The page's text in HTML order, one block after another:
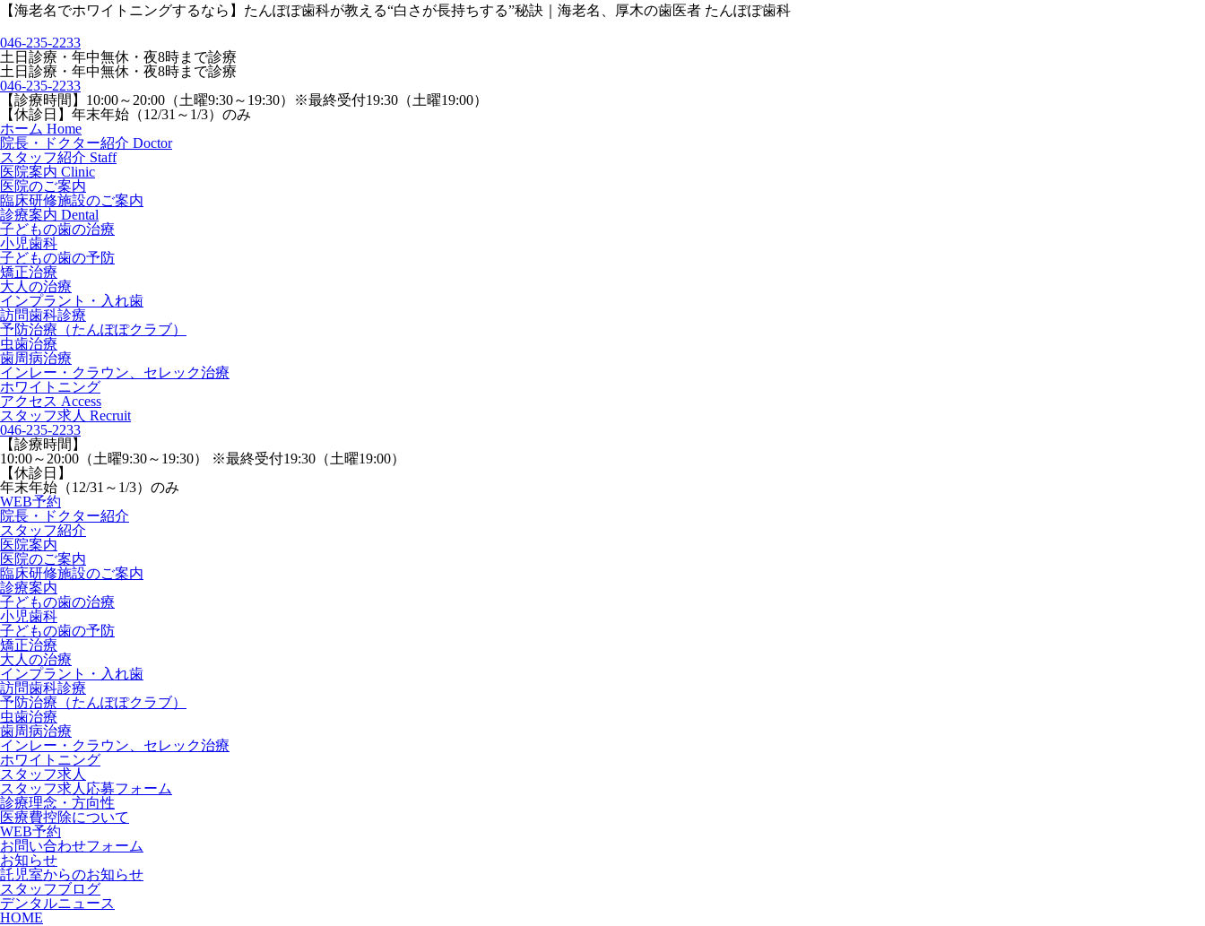
【海老名でホワイトニングするなら】たんぽぽ歯科が教える“白さが長持ちする”秘訣｜海老名、厚木の歯医者 たんぽぽ歯科
046-235-2233
土日診療・年中無休・夜8時まで診療
土日診療・年中無休・夜8時まで診療
046-235-2233
【診療時間】 10:00～20:00（土曜9:30～19:30）※最終受付19:30（土曜19:00）
【休診日】 年末年始（12/31～1/3）のみ
ホーム Home
院長・ドクター紹介 Doctor
スタッフ紹介 Staff
医院案内 Clinic
医院のご案内
臨床研修施設のご案内
診療案内 Dental
子どもの歯の治療
小児歯科
子どもの歯の予防
矯正治療
大人の治療
インプラント・入れ歯
訪問歯科診療
予防治療（たんぽぽクラブ）
虫歯治療
歯周病治療
インレー・クラウン、セレック治療
ホワイトニング
アクセス Access
スタッフ求人 Recruit
046-235-2233
【診療時間】
10:00～20:00（土曜9:30～19:30） ※最終受付19:30（土曜19:00）
【休診日】
年末年始（12/31～1/3）のみ
WEB予約
院長・ドクター紹介
スタッフ紹介
医院案内
医院のご案内
臨床研修施設のご案内
診療案内
子どもの歯の治療
小児歯科
子どもの歯の予防
矯正治療
大人の治療
インプラント・入れ歯
訪問歯科診療
予防治療（たんぽぽクラブ）
虫歯治療
歯周病治療
インレー・クラウン、セレック治療
ホワイトニング
スタッフ求人
スタッフ求人応募フォーム
診療理念・方向性
医療費控除について
WEB予約
お問い合わせフォーム
お知らせ
託児室からのお知らせ
スタッフブログ
デンタルニュース
HOME